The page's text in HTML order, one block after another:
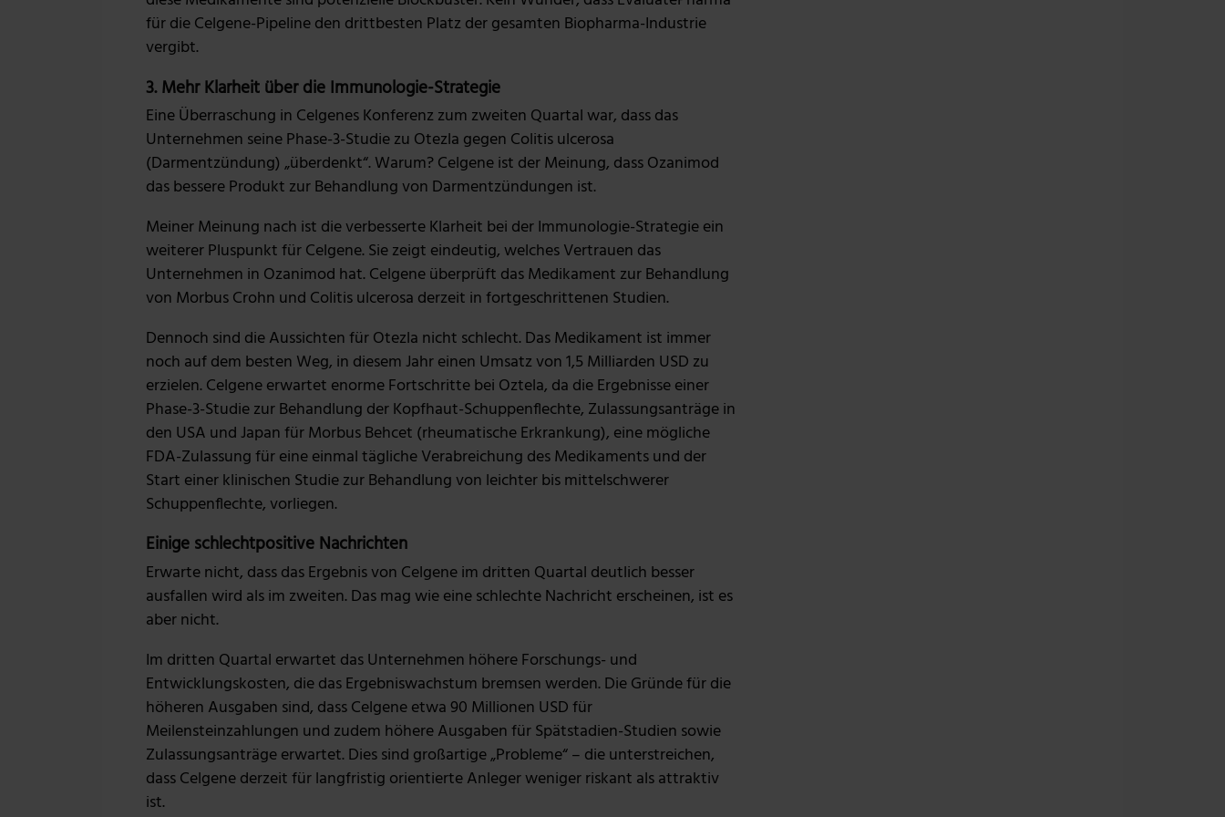
für die Celgene-Pipeline den drittbesten Platz der gesamten Biopharma-Industrie
vergibt.
3. Mehr Klarheit über die Immunologie-Strategie
Eine Überraschung in Celgenes Konferenz zum zweiten Quartal war, dass das
Unternehmen seine Phase-3-Studie zu Otezla gegen Colitis ulcerosa
(Darmentzündung) „überdenkt“. Warum? Celgene ist der Meinung, dass Ozanimod
das bessere Produkt zur Behandlung von Darmentzündungen ist.
Meiner Meinung nach ist die verbesserte Klarheit bei der Immunologie-Strategie ein
weiterer Pluspunkt für Celgene. Sie zeigt eindeutig, welches Vertrauen das
Unternehmen in Ozanimod hat. Celgene überprüft das Medikament zur Behandlung
von Morbus Crohn und Colitis ulcerosa derzeit in fortgeschrittenen Studien.
Dennoch sind die Aussichten für Otezla nicht schlecht. Das Medikament ist immer
noch auf dem besten Weg, in diesem Jahr einen Umsatz von 1,5 Milliarden USD zu
erzielen. Celgene erwartet enorme Fortschritte bei Oztela, da die Ergebnisse einer
Phase-3-Studie zur Behandlung der Kopfhaut-Schuppenflechte, Zulassungsanträge in
den USA und Japan für Morbus Behcet (rheumatische Erkrankung), eine mögliche
FDA-Zulassung für eine einmal tägliche Verabreichung des Medikaments und der
Start einer klinischen Studie zur Behandlung von leichter bis mittelschwerer
Schuppenflechte, vorliegen.
Einige schlechtpositive Nachrichten
Erwarte nicht, dass das Ergebnis von Celgene im dritten Quartal deutlich besser
ausfallen wird als im zweiten. Das mag wie eine schlechte Nachricht erscheinen, ist es
aber nicht.
Im dritten Quartal erwartet das Unternehmen höhere Forschungs- und
Entwicklungskosten, die das Ergebniswachstum bremsen werden. Die Gründe für die
höheren Ausgaben sind, dass Celgene etwa 90 Millionen USD für
Meilensteinzahlungen und zudem höhere Ausgaben für Spätstadien-Studien sowie
Zulassungsanträge erwartet. Dies sind großartige „Probleme“ – die unterstreichen,
dass Celgene derzeit für langfristig orientierte Anleger weniger riskant als attraktiv
ist.